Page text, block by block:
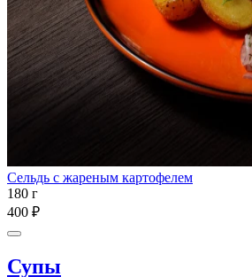
Сельдь с жареным картофелем
180 г
400 ₽
Супы